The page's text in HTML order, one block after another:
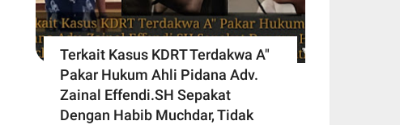
Terkait Kasus KDRT Terdakwa A"
Pakar Hukum Ahli Pidana Adv.
Zainal Effendi.SH Sepakat
Dengan Habib Muchdar, Tidak